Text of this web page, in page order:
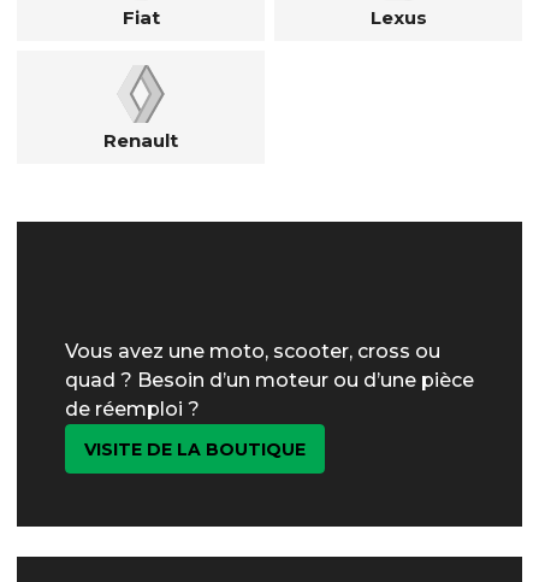
Fiat Lexus
Renault
Vous avez une moto, scooter, cross ou
quad ? Besoin d’un moteur ou d’une pièce
de réemploi ?
VISITE DE LA BOUTIQUE